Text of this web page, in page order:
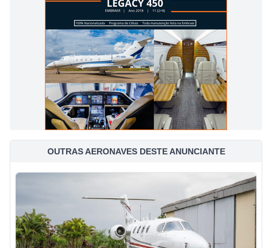
OUTRAS AERONAVES DESTE ANUNCIANTE